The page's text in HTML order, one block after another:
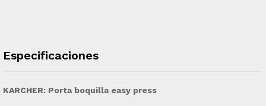
Especificaciones
KARCHER: Porta boquilla easy press